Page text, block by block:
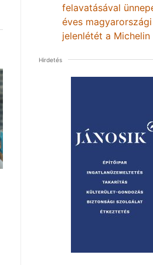
felavatásával
éves magyarországi
jelenlétét a Michelin
Hirdetés